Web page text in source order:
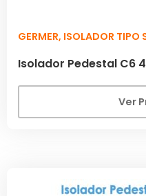
GERMER, ISOLADOR TIPO
Isolador Pedestal C6
Ver